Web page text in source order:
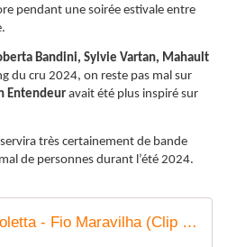
pendant une soirée estivale entre
Bandini, Sylvie Vartan, Mahault
du cru 2024, on reste pas mal sur
Entendeur avait été plus inspiré sur
très certainement de bande
de personnes durant l’été 2024.
Bon Entendeur vs Nicoletta - Fio Maravilha (Clip officiel)